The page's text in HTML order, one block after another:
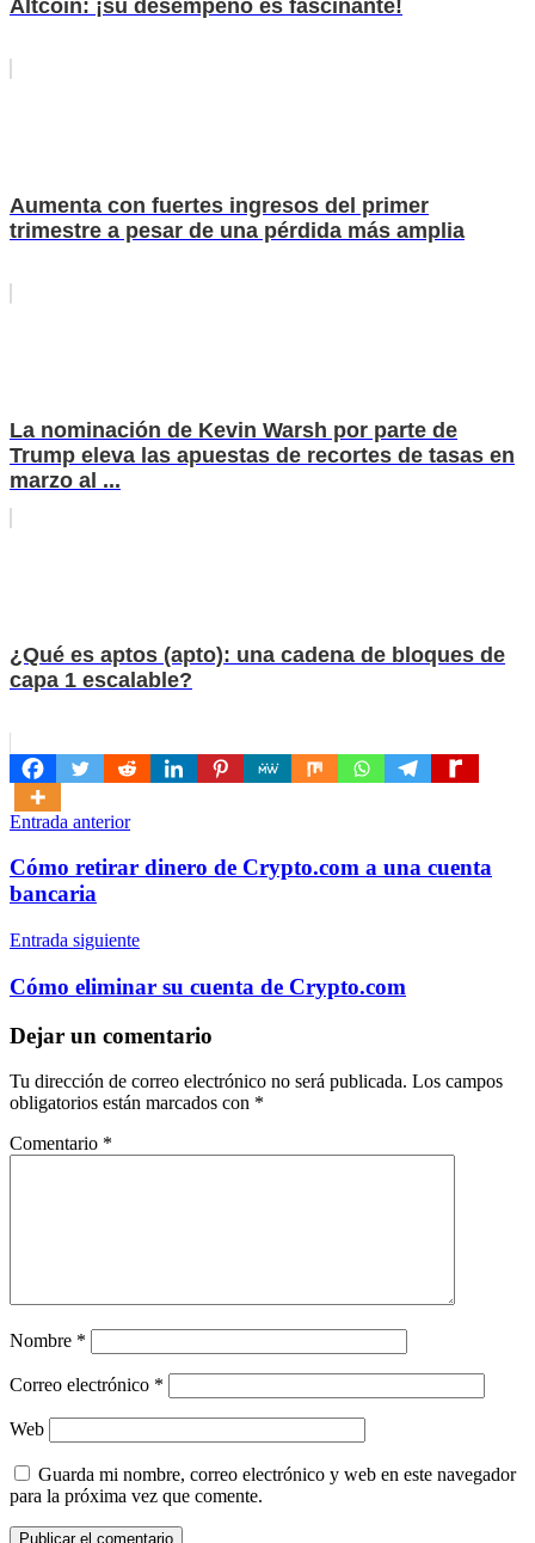
Altcoin: ¡su desempeño es fascinante!
Aumenta con fuertes ingresos del primer
trimestre a pesar de una pérdida más amplia
La nominación de Kevin Warsh por parte de
Trump eleva las apuestas de recortes de tasas en
marzo al ...
¿Qué es aptos (apto): una cadena de bloques de
capa 1 escalable?
Navegación
de
entradas
Entrada anterior
Cómo retirar dinero de Crypto.com a una cuenta
bancaria
Entrada siguiente
Cómo eliminar su cuenta de Crypto.com
Dejar un comentario
Tu dirección de correo electrónico no será publicada. Los campos
obligatorios están marcados con *
Comentario *
Nombre *
Correo electrónico *
Web
Guarda mi nombre, correo electrónico y web en este navegador
para la próxima vez que comente.